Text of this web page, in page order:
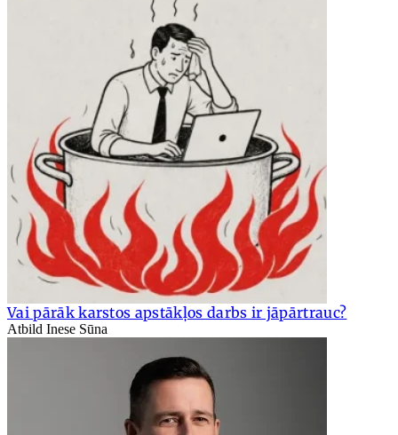
Vai pārāk karstos apstākļos darbs ir jāpārtrauc?
Atbild Inese Sūna